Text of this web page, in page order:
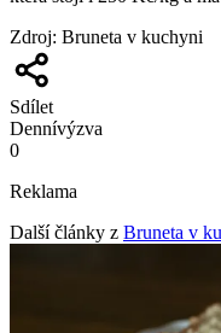
Zdroj: Bruneta v kuchyni
Sdílet
Dennívýzva
0
Reklama
Další články z Bruneta v